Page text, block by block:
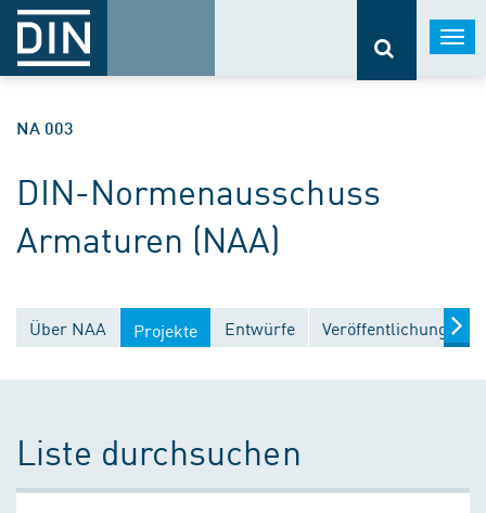
NA 003
DIN-Normenausschuss
Armaturen (NAA)
Über NAA Projekte Entwürfe Veröffentlichungen
Liste durchsuchen